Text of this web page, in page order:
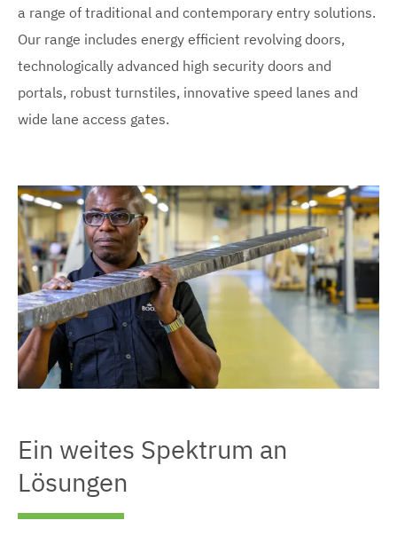
a range of traditional and contemporary entry solutions.
Our range includes energy efficient revolving doors,
technologically advanced high security doors and
portals, robust turnstiles, innovative speed lanes and
wide lane access gates.
Ein weites Spektrum an
Lösungen